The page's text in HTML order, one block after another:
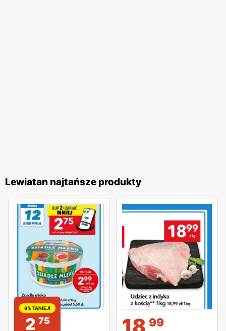
Lewiatan najtańsze produkty
8% TANIEJ!
2 75 99